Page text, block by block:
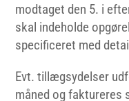
modtaget den 5. i
skal indeholde
specificeret med
Evt. tillægsydelser
måned og faktureres